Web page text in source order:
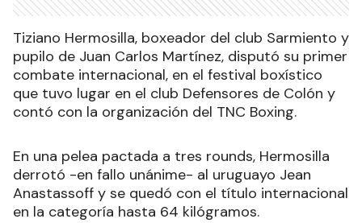
Tiziano Hermosilla, boxeador del club Sarmiento y
pupilo de Juan Carlos Martínez, disputó su primer
combate internacional, en el festival boxístico
que tuvo lugar en el club Defensores de Colón y
contó con la organización del TNC Boxing.
En una pelea pactada a tres rounds, Hermosilla
derrotó -en fallo unánime- al uruguayo Jean
Anastassoff y se quedó con el título internacional
en la categoría hasta 64 kilógramos.